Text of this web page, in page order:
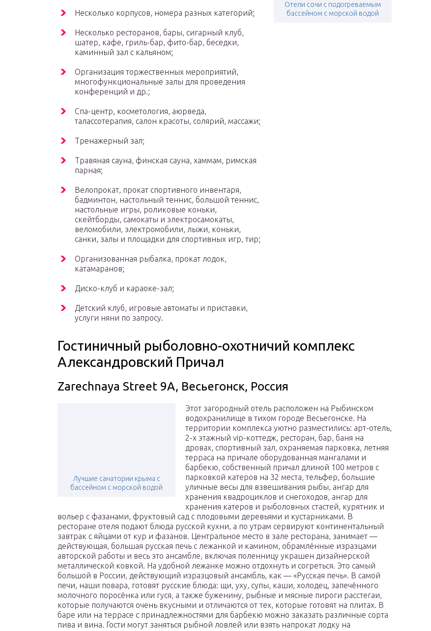
Отели сочи с подогреваемым
бассейном с морской водой
Несколько корпусов, номера разных категорий;
Несколько ресторанов, бары, сигарный клуб,
шатер, кафе, гриль-бар, фито-бар, беседки,
каминный зал с кальяном;
Организация торжественных мероприятий,
многофункциональные залы для проведения
конференций и др.;
Спа-центр, косметология, аюрведа,
талассотерапия, салон красоты, солярий, массажи;
Тренажерный зал;
Травяная сауна, финская сауна, хаммам, римская
парная;
Велопрокат, прокат спортивного инвентаря,
бадминтон, настольный теннис, большой теннис,
настольные игры, роликовые коньки,
скейтборды, самокаты и электросамокаты,
веломобили, электромобили, лыжи, коньки,
санки, залы и площадки для спортивных игр, тир;
Организованная рыбалка, прокат лодок,
катамаранов;
Диско-клуб и караоке-зал;
Детский клуб, игровые автоматы и приставки,
услуги няни по запросу.
Гостиничный рыболовно-охотничий комплекс
Александровский Причал
Zarechnaya Street 9A, Весьегонск, Россия
Лучшие санатории крыма с
бассейном с морской водой
Этот загородный отель расположен на Рыбинском
водохранилище в тихом городе Весьегонске. На
территории комплекса уютно разместились: арт-отель,
2-х этажный vip-коттедж, ресторан, бар, баня на
дровах, спортивный зал, охраняемая парковка, летняя
терраса на причале оборудованная мангалами и
барбекю, собственный причал длиной 100 метров с
парковкой катеров на 32 места, тельфер, большие
уличные весы для взвешивания рыбы, ангар для
хранения квадроциклов и снегоходов, ангар для
хранения катеров и рыболовных стастей, курятник и
вольер с фазанами, фруктовый сад с плодовыми деревьями и кустарниками. В
ресторане отеля подают блюда русской кухни, а по утрам сервируют континентальный
завтрак с яйцами от кур и фазанов. Центральное место в зале ресторана, занимает —
действующая, большая русская печь с лежанкой и камином, обрамлённые изразцами
авторской работы и весь это ансамбле, включая поленницу украшен дизайнерской
металлической ковкой. На удобной лежанке можно отдохнуть и согреться. Это самый
большой в России, действующий изразцовый ансамбль, как — «Русская печь». В самой
печи, наши повара, готовят русские блюда: щи, уху, супы, каши, холодец, запечённого
молочного поросёнка или гуся, а также буженину, рыбные и мясные пироги расстегаи,
которые получаются очень вкусными и отличаются от тех, которые готовят на плитах. В
баре или на террасе с принадлежностями для барбекю можно заказать различные сорта
пива и вина. Гости могут заняться рыбной ловлей или взять напрокат лодку на